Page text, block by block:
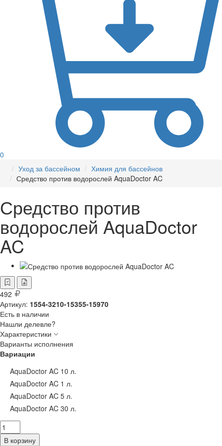
0
Уход за бассейном
Химия для бассейнов
Средство против водорослей AquaDoctor AC
Средство против
водорослей AquaDoctor
AC
492
Артикул: 1554-3210-15355-15970
Есть в наличии
Нашли делевле?
Характеристики
Варианты исполнения
Вариации
AquaDoctor AC 10 л.
AquaDoctor AC 1 л.
AquaDoctor AC 5 л.
AquaDoctor AC 30 л.
В корзину